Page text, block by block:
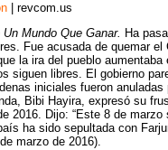
| revcom.us
Mundo Que Ganar. Ha
Fue acusada de quemar
la ira del pueblo
siguen libres. El gobierno
iniciales fueron
Bibi Hayira, expresó su
2016. Dijo: “Este 8 de
ha sido sepultada con
marzo de 2016).